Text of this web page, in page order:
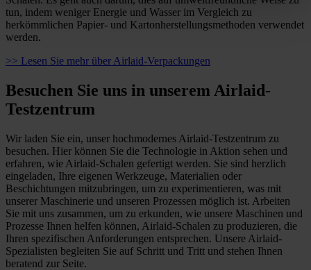
tun, indem weniger Energie und Wasser im Vergleich zu
herkömmlichen Papier- und Kartonherstellungsmethoden verwendet
werden.
>> Lesen Sie mehr über Airlaid-Verpackungen
Besuchen Sie uns in unserem Airlaid-
Testzentrum
Wir laden Sie ein, unser hochmodernes Airlaid-Testzentrum zu
besuchen. Hier können Sie die Technologie in Aktion sehen und
erfahren, wie Airlaid-Schalen gefertigt werden. Sie sind herzlich
eingeladen, Ihre eigenen Werkzeuge, Materialien oder
Beschichtungen mitzubringen, um zu experimentieren, was mit
unserer Maschinerie und unseren Prozessen möglich ist. Arbeiten
Sie mit uns zusammen, um zu erkunden, wie unsere Maschinen und
Prozesse Ihnen helfen können, Airlaid-Schalen zu produzieren, die
Ihren spezifischen Anforderungen entsprechen. Unsere Airlaid-
Spezialisten begleiten Sie auf Schritt und Tritt und stehen Ihnen
beratend zur Seite.